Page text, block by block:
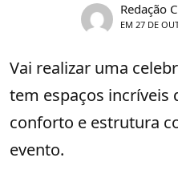
Redação
EM 27 DE
Vai realizar uma
tem espaços incríveis
conforto e estrutura
evento.